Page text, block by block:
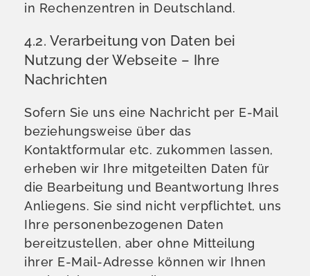
in Rechenzentren in Deutschland.
4.2. Verarbeitung von Daten bei
Nutzung der Webseite – Ihre
Nachrichten
Sofern Sie uns eine Nachricht per E-Mail
beziehungsweise über das
Kontaktformular etc. zukommen lassen,
erheben wir Ihre mitgeteilten Daten für
die Bearbeitung und Beantwortung Ihres
Anliegens. Sie sind nicht verpflichtet, uns
Ihre personenbezogenen Daten
bereitzustellen, aber ohne Mitteilung
ihrer E-Mail-Adresse können wir Ihnen